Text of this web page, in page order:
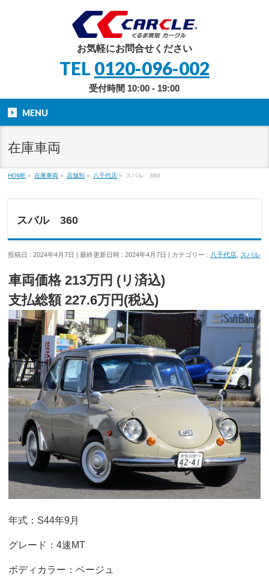
お気軽にお問合せください
TEL 0120-096-002
受付時間 10:00 - 19:00
MENU
在庫車両
HOME » 在庫車両 » 店舗別 » 八千代店 » スバル 360
スバル 360
投稿日 : 2024年4月7日 最終更新日時 : 2024年4月7日 カテゴリー : 八千代店 スバル
車両価格 213万円 (リ済込)
支払総額 227.6万円(税込)
年式：S44年9月
グレード：4速MT
ボディカラー：ベージュ